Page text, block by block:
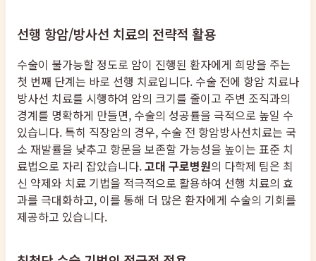
선행 항암/방사선 치료의 전략적 활용
수술이 불가능할 정도로 암이 진행된 환자에게 희망을 주는
첫 번째 단계는 바로 선행 치료입니다. 수술 전에 항암 치료나
방사선 치료를 시행하여 암의 크기를 줄이고 주변 조직과의
경계를 명확하게 만들면, 수술의 성공률을 극적으로 높일 수
있습니다. 특히 직장암의 경우, 수술 전 항암방사선치료는 국
소 재발률을 낮추고 항문을 보존할 가능성을 높이는 표준 치
료법으로 자리 잡았습니다.고대 구로병원의 다학제 팀은 최
신 약제와 치료 기법을 적극적으로 활용하여 선행 치료의 효
과를 극대화하고, 이를 통해 더 많은 환자에게 수술의 기회를
제공하고 있습니다.